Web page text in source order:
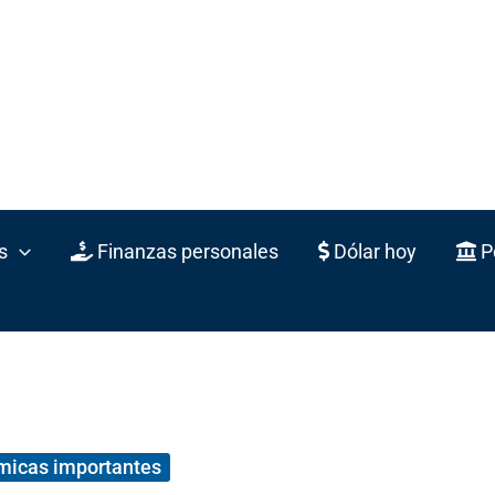
Finanzas personales Dólar hoy
importantes